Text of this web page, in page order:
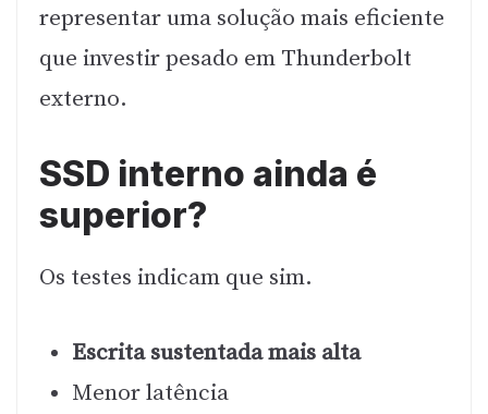
representar uma solução mais eficiente
que investir pesado em Thunderbolt
externo.
SSD interno ainda é
superior?
Os testes indicam que sim.
Escrita sustentada mais alta
Menor latência